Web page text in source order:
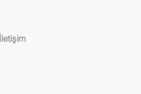
İletişim